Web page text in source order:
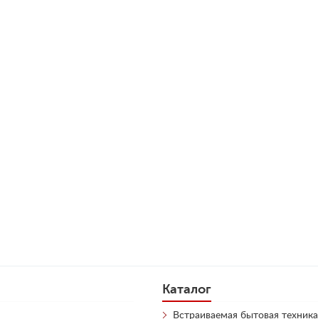
Каталог
Встраиваемая бытовая техника